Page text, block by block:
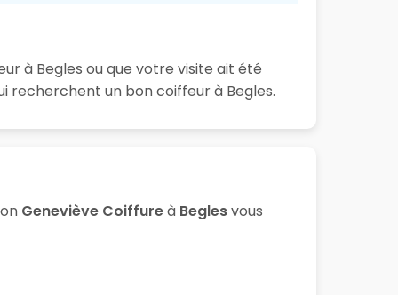
à Begles ou que votre visite ait été
recherchent un bon coiffeur à Begles.
Geneviève Coiffureà Beglesvous